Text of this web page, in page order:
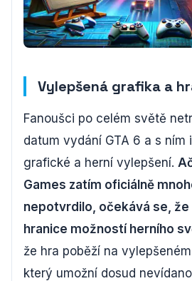
Vylepšená grafika a
Fanoušci po celém světě
datum vydání GTA 6 a s ním
grafické a herní vylepšení.
Games zatím oficiálně
nepotvrdilo, očekává se, že
hranice možností herního
že hra poběží na
který umožní dosud